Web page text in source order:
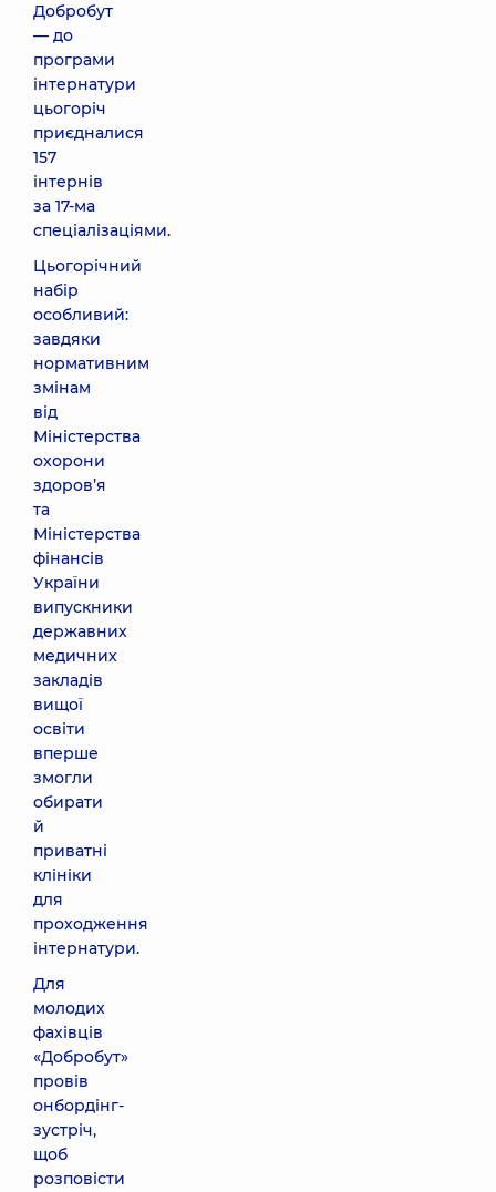
Добробут
— до
програми
інтернатури
цьогоріч
приєдналися
157
інтернів
за 17-ма
спеціалізаціями.
Цьогорічний
набір
особливий:
завдяки
нормативним
змінам
від
Міністерства
охорони
здоров’я
та
Міністерства
фінансів
України
випускники
державних
медичних
закладів
вищої
освіти
вперше
змогли
обирати
й
приватні
клініки
для
проходження
інтернатури.
Для
молодих
фахівців
«Добробут»
провів
онбордінг-
зустріч,
щоб
розповісти